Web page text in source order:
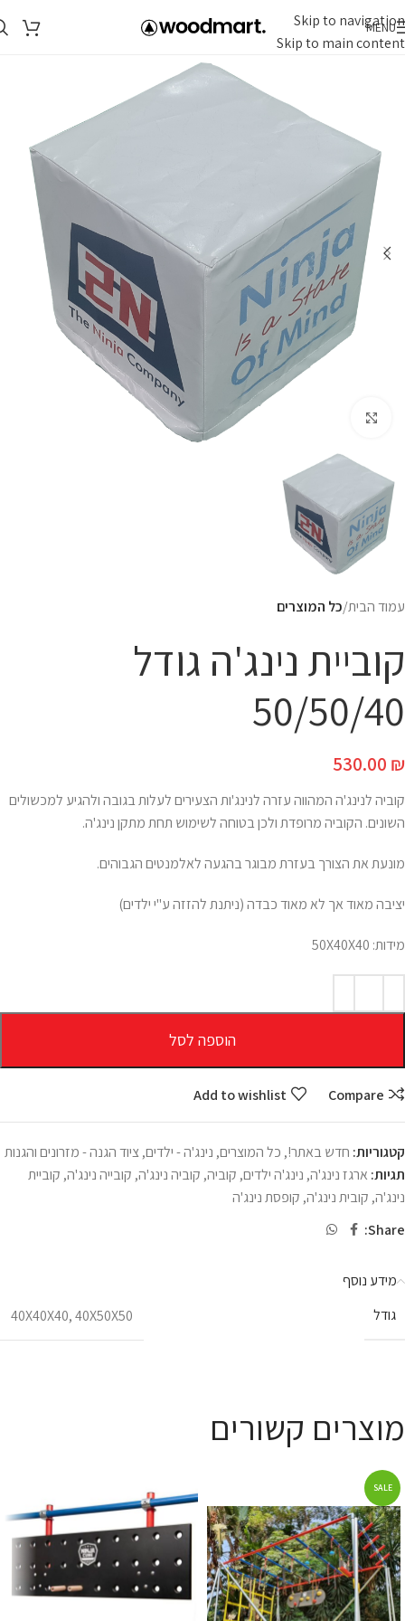
Skip to navigation
Skip to main content
MENU
עמוד הבית כל המוצרים
קוביית נינג'ה גודל
50/50/40
530.00 ₪
קוביה לנינג'ה המהווה עזרה לנינג'ות הצעירים לעלות בגובה ולהגיע למכשולים
השונים. הקוביה מרופדת ולכן בטוחה לשימוש תחת מתקן נינג'ה.
מונעת את הצורך בעזרת מבוגר בהגעה לאלמנטים הגבוהים.
יציבה מאוד אך לא מאוד כבדה (ניתנת להזזה ע"י ילדים)
מידות: 50X40X40
הוספה לסל
Compare
Add to wishlist
קטגוריות: חדש באתר!, כל המוצרים, נינג'ה - ילדים,ציוד הגנה - מזרונים והגנות
תגיות: ארגז נינג'ה, נינג'ה ילדים, קוביה, קוביה נינג'ה, קובייה נינג'ה, קוביית
נינג'ה, קובית נינג'ה, קופסת נינג'ה
Share:
מידע נוסף
גודל
40X40X40,40X50X50
מוצרים קשורים
SALE